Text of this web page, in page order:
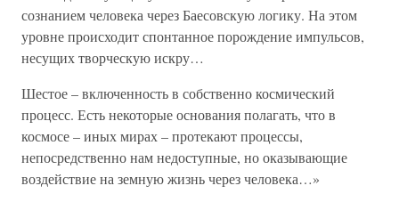
сознанием человека через Баесовскую логику. На этом
уровне происходит спонтанное порождение импульсов,
несущих творческую искру…
Шестое – включенность в собственно космический
процесс. Есть некоторые основания полагать, что в
космосе – иных мирах – протекают процессы,
непосредственно нам недоступные, но оказывающие
воздействие на земную жизнь через человека…»